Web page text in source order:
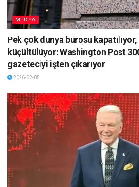
MEDYA
Pek çok dünya bürosu
küçültülüyor: Washington Post
gazeteciyi işten çıkarıyor
2026-02-05